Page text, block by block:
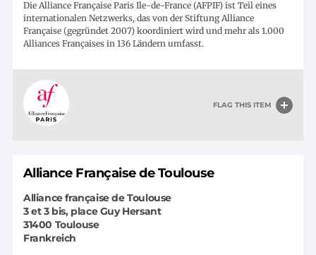
FLAG THIS ITEM
Die Alliance Française Paris Ile-de-France (AFPIF) ist Teil eines
internationalen Netzwerks, das von der Stiftung Alliance
Française (gegründet 2007) koordiniert wird und mehr als 1.000
Alliances Françaises in 136 Ländern umfasst.
Alliance Française de Toulouse
Alliance française de Toulouse
3 et 3 bis, place Guy Hersant
31400 Toulouse
Frankreich